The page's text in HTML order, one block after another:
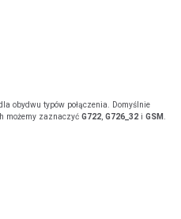
obydwu typów połączenia. Domyślnie
możemy zaznaczyćG722,G726_32 iGSM.